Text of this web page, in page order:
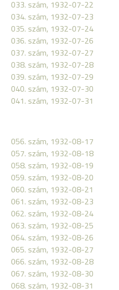
033. szám, 1932-07-22
034. szám, 1932-07-23
035. szám, 1932-07-24
036. szám, 1932-07-26
037. szám, 1932-07-27
038. szám, 1932-07-28
039. szám, 1932-07-29
040. szám, 1932-07-30
041. szám, 1932-07-31
056. szám, 1932-08-17
057. szám, 1932-08-18
058. szám, 1932-08-19
059. szám, 1932-08-20
060. szám, 1932-08-21
061. szám, 1932-08-23
062. szám, 1932-08-24
063. szám, 1932-08-25
064. szám, 1932-08-26
065. szám, 1932-08-27
066. szám, 1932-08-28
067. szám, 1932-08-30
068. szám, 1932-08-31